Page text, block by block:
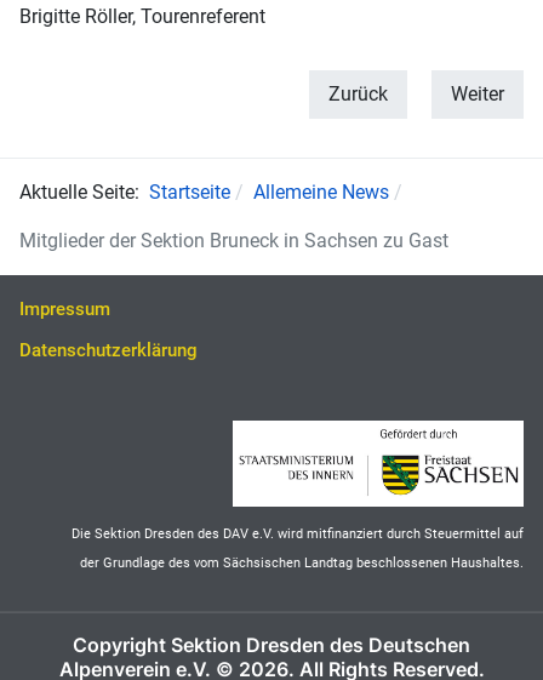
Brigitte Röller, Tourenreferent
Zurück Weiter
Aktuelle Seite: Startseite Allemeine News
Mitglieder der Sektion Bruneck in Sachsen zu Gast
Impressum
Datenschutzerklärung
Die Sektion Dresden des DAV e.V. wird mitfinanziert durch Steuermittel auf
der Grundlage des vom Sächsischen Landtag beschlossenen Haushaltes.
Copyright Sektion Dresden des Deutschen
Alpenverein e.V. © 2026. All Rights Reserved.